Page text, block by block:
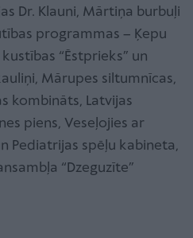
Dr. Klauni, Mārtiņa burbuļi
programmas – Ķepu
“Ēstprieks” un
Mārupes siltumnīcas,
kombināts, Latvijas
piens, Veseļojies ar
Pediatrijas spēļu kabineta,
“Dzeguzīte”